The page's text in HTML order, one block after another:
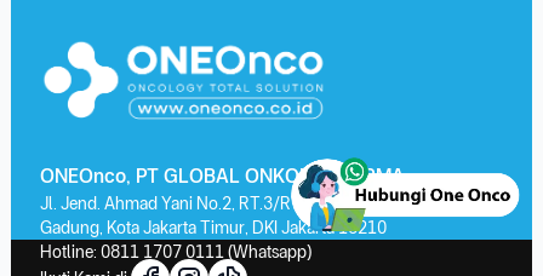
ONEOnco, PT GLOBAL ONKOLAB FARMA
Jl. Jend. Ahmad Yani No.2, RT.3/RW.13, Kayu Putih, Kec. Pulo
Gadung, Kota Jakarta Timur, DKI Jakarta 13210
Hotline: 0811 1707 0111 (Whatsapp)